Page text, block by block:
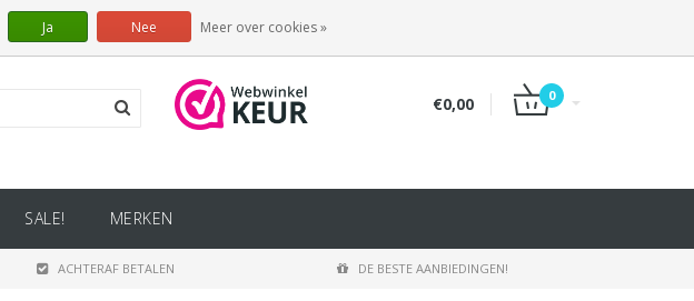
€0,00 0
SALE! MERKEN
ACHTERAF BETALEN DE BESTE AANBIEDINGEN!
Ja Nee Meer over cookies »